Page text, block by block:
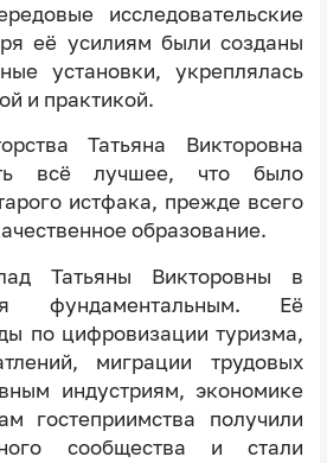
исследовательские
её усилиям были созданы
установки, укреплялась
и практикой.
Татьяна Викторовна
всё лучшее, что было
истфака, прежде всего
образование.
Татьяны Викторовны в
фундаментальным. Её
по цифровизации туризма,
миграции трудовых
индустриям, экономике
гостеприимства получили
сообщества и стали